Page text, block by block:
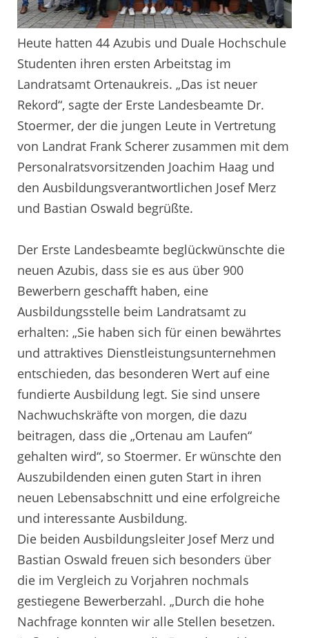
Heute hatten 44 Azubis und Duale Hochschule
Studenten ihren ersten Arbeitstag im
Landratsamt Ortenaukreis. „Das ist neuer
Rekord“, sagte der Erste Landesbeamte Dr.
Stoermer, der die jungen Leute in Vertretung
von Landrat Frank Scherer zusammen mit dem
Personalratsvorsitzenden Joachim Haag und
den Ausbildungsverantwortlichen Josef Merz
und Bastian Oswald begrüßte.
Der Erste Landesbeamte beglückwünschte die
neuen Azubis, dass sie es aus über 900
Bewerbern geschafft haben, eine
Ausbildungsstelle beim Landratsamt zu
erhalten: „Sie haben sich für einen bewährtes
und attraktives Dienstleistungsunternehmen
entschieden, das besonderen Wert auf eine
fundierte Ausbildung legt. Sie sind unsere
Nachwuchskräfte von morgen, die dazu
beitragen, dass die „Ortenau am Laufen“
gehalten wird“, so Stoermer. Er wünschte den
Auszubildenden einen guten Start in ihren
neuen Lebensabschnitt und eine erfolgreiche
und interessante Ausbildung.
Die beiden Ausbildungsleiter Josef Merz und
Bastian Oswald freuen sich besonders über
die im Vergleich zu Vorjahren nochmals
gestiegene Bewerberzahl. „Durch die hohe
Nachfrage konnten wir alle Stellen besetzen.